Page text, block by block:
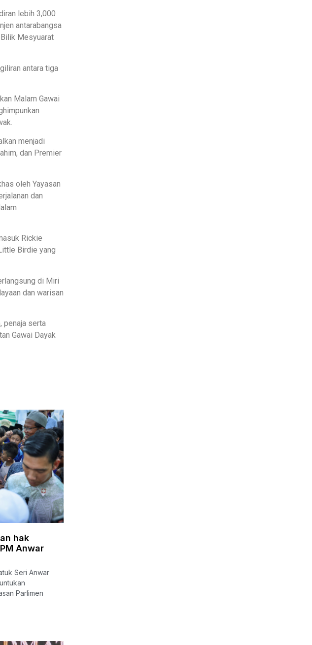
lebih 3,000
antarabangsa
Mesyuarat
antara tiga
Malam Gawai
menjadi
dan Premier
oleh Yayasan
dan
Rickie
Birdie yang
di Miri
dan warisan
penaja serta
Gawai Dayak
hak
Anwar
Seri Anwar
Parlimen